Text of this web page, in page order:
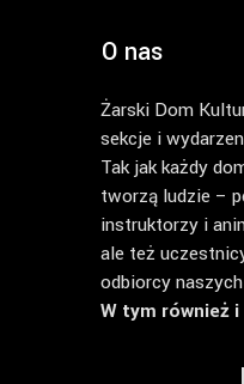
O nas
Żarski Dom
sekcje i
Tak jak każdy
tworzą ludzie –
instruktorzy i
ale też
odbiorcy naszych
W tym również i